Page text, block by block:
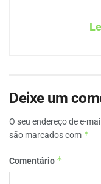
Deixe um
O seu endereço de e-
são marcados com *
Comentário *